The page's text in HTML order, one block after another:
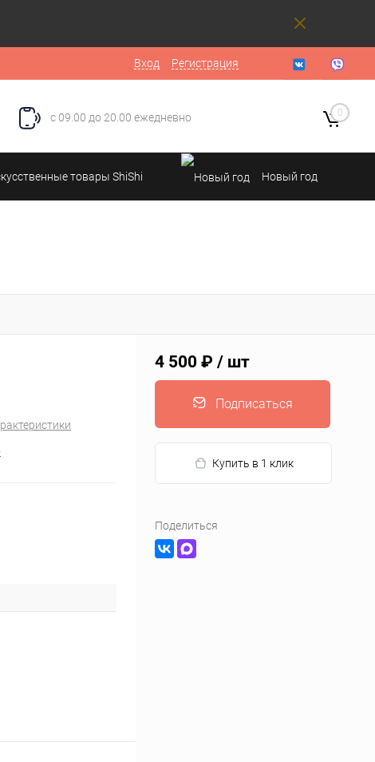
Вход Регистрация
с 09.00 до 20.00 ежедневно 0
товары ShiShi Новый год
4 500 ₽ / шт
Подписаться
Купить в 1 клик
Поделиться